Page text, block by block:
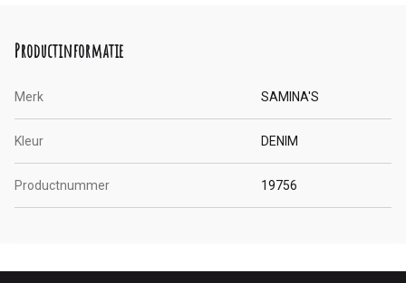
Productinformatie
Merk SAMINA'S
Kleur DENIM
Productnummer 19756